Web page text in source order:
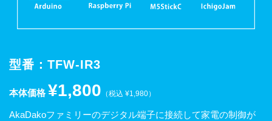
型番：TFW-IR3
本体価格¥1,800 （税込 ¥1,980）
AkaDakoファミリーのデジタル端子に接続して家電の制御が